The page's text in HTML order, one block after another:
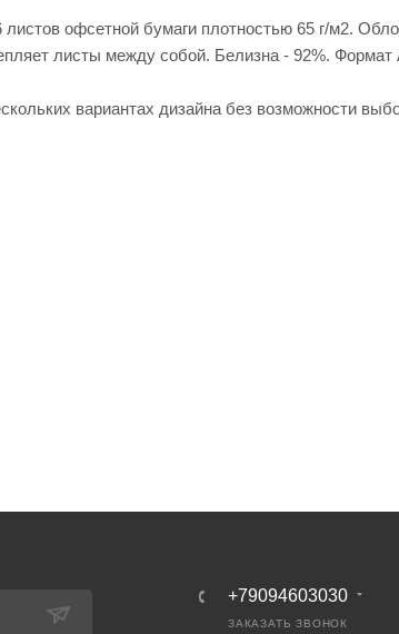
офсетной бумаги плотностью 65 г/м2.
листы между собой. Белизна - 92%. Формат
вариантах дизайна без возможности
+79094603030
ЗАКАЗАТЬ ЗВОНОК